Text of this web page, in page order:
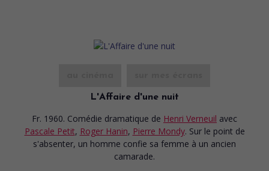
L'Affaire d'une nuit
Fr. 1960. Comédie dramatique de Henri Verneuil avec
Pascale Petit, Roger Hanin, Pierre Mondy. Sur le point de
s'absenter, un homme confie sa femme à un ancien
camarade.